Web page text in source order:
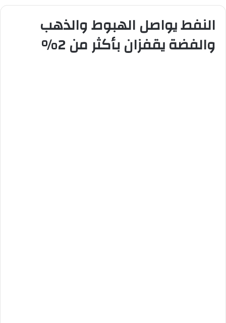
النفط يواصل الهبوط والذهب
والفضة يقفزان بأكثر من 2%